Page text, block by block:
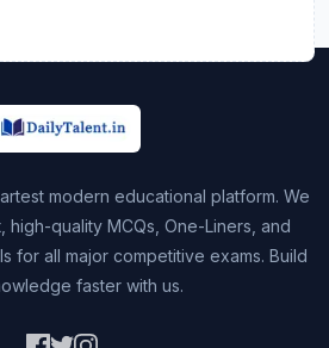
modern educational platform. We
quality MCQs, One-Liners, and
for all major competitive exams. Build
faster with us.